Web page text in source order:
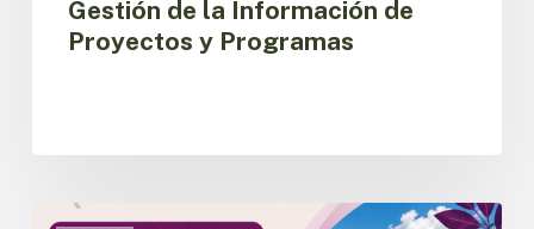
Gestión de la Información de
Proyectos y Programas
OTCA